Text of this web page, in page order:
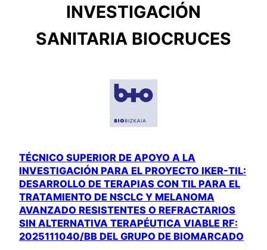
INVESTIGACIÓN
SANITARIA BIOCRUCES
TÉCNICO SUPERIOR DE APOYO A LA
INVESTIGACIÓN PARA EL PROYECTO IKER-TIL:
DESARROLLO DE TERAPIAS CON TIL PARA EL
TRATAMIENTO DE NSCLC Y MELANOMA
AVANZADO RESISTENTES O REFRACTARIOS
SIN ALTERNATIVA TERAPÉUTICA VIABLE RF:
2025111040/BB DEL GRUPO DE BIOMARCADO